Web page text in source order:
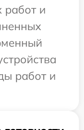
работ и
работ и